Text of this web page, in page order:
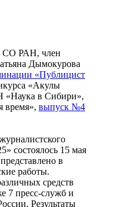
СО РАН, член
Дымокурова
«Публицист
«Акулы
«Наука в Сибири»,
время», выпуск №4
состоялось 15 мая
в
работы.
средств
7 пресс-служб и
Результаты